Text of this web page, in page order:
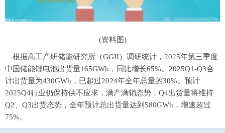
(资料图)
根据高工产研储能研究所（GGII）调研统计，2025年第三季度
中国储能锂电池出货量165GWh，同比增长65%。2025Q1-Q3合
计出货量为430GWh，已超过2024年全年总量的30%。预计
2025Q4行业仍保持供不应求，满产满销态势，Q4出货量将维持
Q2、Q3出货态势，全年预计总出货量达到580GWh，增速超过
75%。